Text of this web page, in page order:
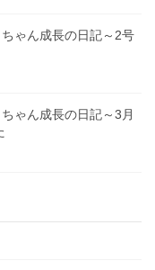
ゃん成長の日記～2号
ゃん成長の日記～3月